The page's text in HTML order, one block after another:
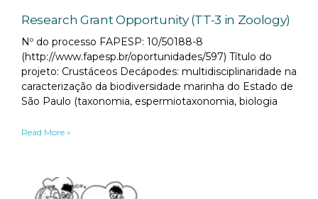
Research Grant Opportunity (TT-3 in Zoology)
Nº do processo FAPESP: 10/50188-8
(http://www.fapesp.br/oportunidades/597) Título do
projeto: Crustáceos Decápodes: multidisciplinaridade na
caracterização da biodiversidade marinha do Estado de
São Paulo (taxonomia, espermiotaxonomia, biologia
Read More »